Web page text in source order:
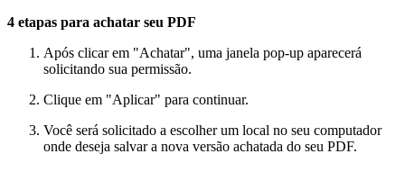
4 etapas para achatar seu PDF
Após clicar em "Achatar", uma janela pop-up aparecerá
solicitando sua permissão.
Clique em "Aplicar" para continuar.
Você será solicitado a escolher um local no seu computador
onde deseja salvar a nova versão achatada do seu PDF.